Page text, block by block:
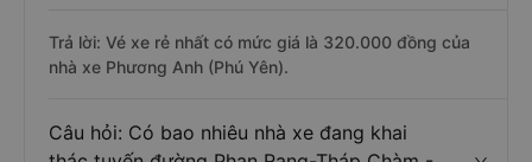
Trả lời: Vé xe rẻ nhất có mức giá là 320.000 đồng của
nhà xe Phương Anh (Phú Yên).
Câu hỏi: Có bao nhiêu nhà xe đang khai